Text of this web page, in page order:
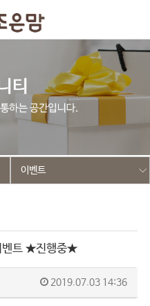
이벤트
벤트 ★진행중★
2019.07.03 14:36